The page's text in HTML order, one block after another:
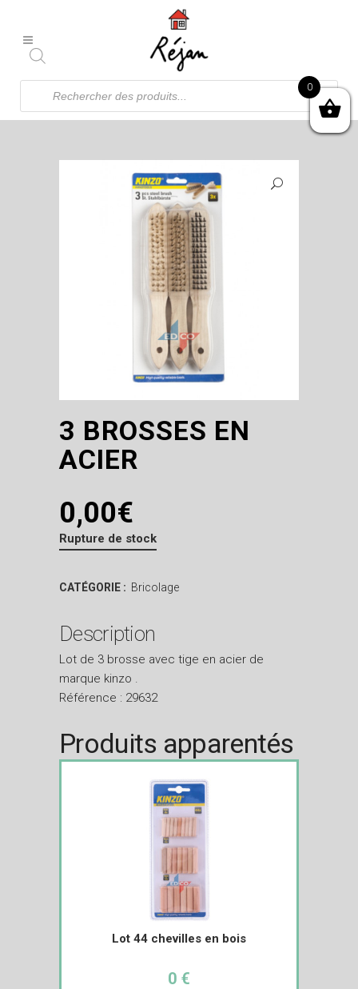
Recherche
produits
3 BROSSES EN
ACIER
0,00€
Rupture de stock
CATÉGORIE : Bricolage
Description
Lot de 3 brosse avec tige en acier de
marque kinzo .
Référence : 29632
Produits apparentés
Lot 44 chevilles en bois
0 €
0